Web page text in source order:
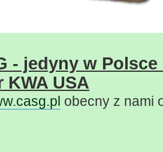
- jedyny w
USA
obecny z nami